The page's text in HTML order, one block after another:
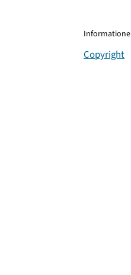
Copyright